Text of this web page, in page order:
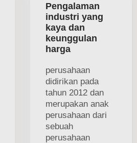
Pengalaman
industri yang
kaya dan
keunggulan
harga
perusahaan
didirikan pada
tahun 2012 dan
merupakan anak
perusahaan dari
sebuah
perusahaan